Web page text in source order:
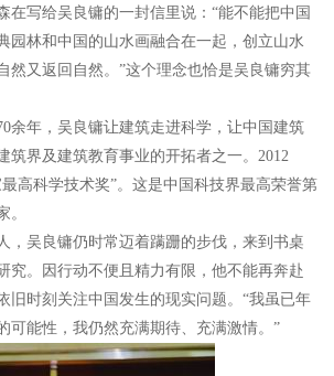
写给吴良镛的一封信里说：“能不能把中国
园林和中国的山水画融合在一起，创立山水
然又返回自然。”这个理念也恰是吴良镛穷其
年，吴良镛让建筑走进科学，让中国建筑
筑界及建筑教育事业的开拓者之一。2012
高科学技术奖”。这是中国科技界最高荣誉第
。
吴良镛仍时常迈着蹒跚的步伐，来到书桌
究。因行动不便且精力有限，他不能再奔赴
旧时刻关注中国发生的现实问题。“我虽已年
可能性，我仍然充满期待、充满激情。”